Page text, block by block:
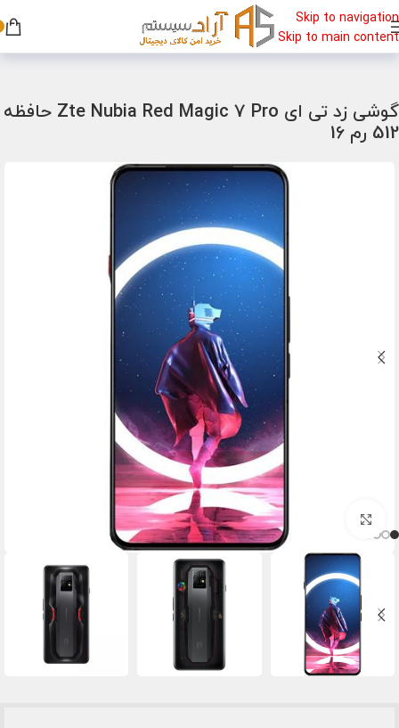
Skip to navigation
Skip to main content
خانه/گوشی/ گوشی گیمینگ
گوشی زد تی ای Zte Nubia Red Magic 7 Pro حافظه
512 رم 16
برای بزرگنمایی کلیک کنید